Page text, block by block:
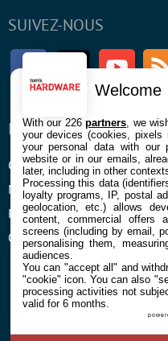
SUIVEZ-NOUS
FacebookTwitter
ENTREPRISE
Confidentialité et Cookies
Mentions légales et CGU
Préférences Cookies
Qui sommes nous
Welcome
With our 226partners , we
your devices (cookies,
your personal data with our
website or in our emails,
later, including in other
Processing this data
loyalty programs, IP, postal
geolocation, etc.) allows
content, commercial offers
screens (including by email,
personalising them,
audiences.
You can "accept all" and
"cookie" icon. You can also
processing activities not
valid for 6 months.